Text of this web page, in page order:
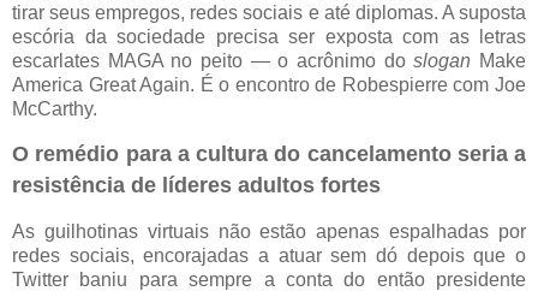
tirar seus empregos, redes sociais e até diplomas. A suposta
escória da sociedade precisa ser exposta com as letras
escarlates MAGA no peito — o acrônimo doslogan Make
America Great Again. É o encontro de Robespierre com Joe
McCarthy.
O remédio para a cultura do cancelamento seria a
resistência de líderes adultos fortes
As guilhotinas virtuais não estão apenas espalhadas por
redes sociais, encorajadas a atuar sem dó depois que o
Twitter baniu para sempre a conta do então presidente